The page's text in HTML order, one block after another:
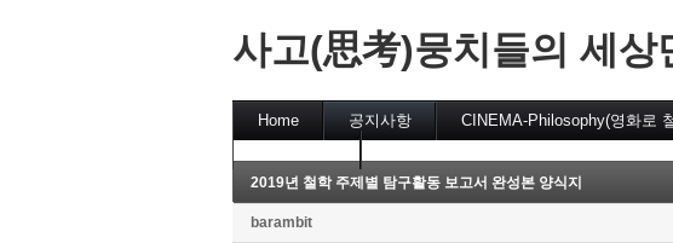
사고(思考)뭉치들의 세상
Home 공지사항 CINEMA-Philosophy(영화로
2019년 철학 주제별 탐구활동 보고서 완성본 양식지
barambit